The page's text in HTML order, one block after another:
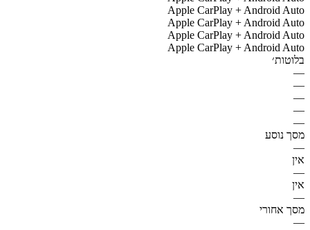
Apple CarPlay + Android Auto
Apple CarPlay + Android Auto
Apple CarPlay + Android Auto
Apple CarPlay + Android Auto
בלוטות׳
—
—
—
—
—
מסך נוסע
—
אין
—
אין
—
מסך אחורי
—